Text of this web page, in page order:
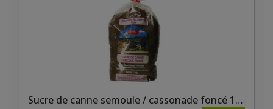
Sucre de canne semoule / cassonade foncé 1 kg Hygiena